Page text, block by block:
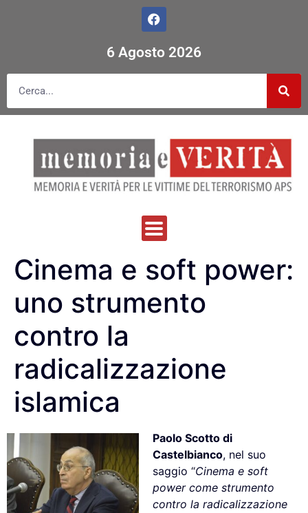
6 Agosto 2026
Cinema e soft power:
uno strumento
contro la
radicalizzazione
islamica
Paolo Scotto di
Castelbianco, nel suo
saggio “Cinema e soft
power come strumento
contro la radicalizzazione